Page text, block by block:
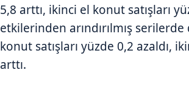
5,8 arttı, ikinci el konut satışları
etkilerinden arındırılmış
konut satışları yüzde 0,2 azaldı,
arttı.